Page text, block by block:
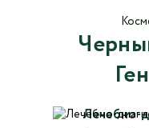
Лечебно-